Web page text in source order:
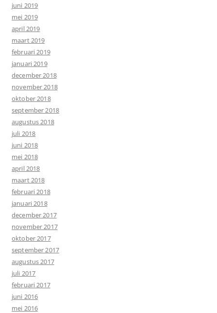
juni 2019
mei 2019
april 2019
maart 2019
februari 2019
januari 2019
december 2018
november 2018
oktober 2018
september 2018
augustus 2018
juli 2018
juni 2018
mei 2018
april 2018
maart 2018
februari 2018
januari 2018
december 2017
november 2017
oktober 2017
september 2017
augustus 2017
juli 2017
februari 2017
juni 2016
mei 2016